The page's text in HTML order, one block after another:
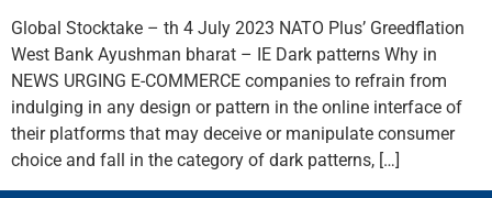
Global Stocktake – th 4 July 2023 NATO Plus’ Greedflation
West Bank Ayushman bharat – IE Dark patterns Why in
NEWS URGING E-COMMERCE companies to refrain from
indulging in any design or pattern in the online interface of
their platforms that may deceive or manipulate consumer
choice and fall in the category of dark patterns, […]